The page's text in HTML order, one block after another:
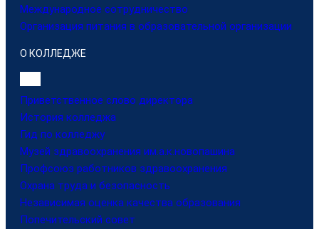
Международное сотрудничество
Организация питания в образовательной организации
О КОЛЛЕДЖЕ
Приветственное слово директора
История колледжа
Гид по колледжу
Музей здравоохранения им.а.к.новопашина
Профсоюз работников здравоохранения
Охрана труда и безопасность
Независимая оценка качества образования
Попечительский совет